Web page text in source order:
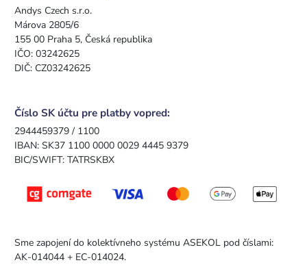
Andys Czech s.r.o.
Márova 2805/6
155 00 Praha 5, Česká republika
IČO: 03242625
DIČ: CZ03242625
Číslo SK účtu pre platby vopred:
2944459379 / 1100
IBAN: SK37 1100 0000 0029 4445 9379
BIC/SWIFT: TATRSKBX
Sme zapojení do kolektívneho systému ASEKOL pod číslami:
AK-014044 + EC-014024.